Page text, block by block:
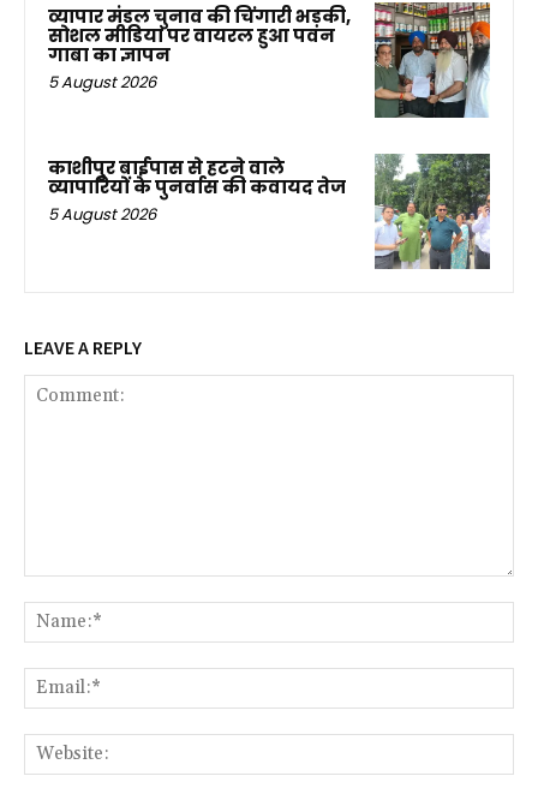
व्यापार मंडल चुनाव की चिंगारी भड़की,
सोशल मीडिया पर वायरल हुआ पवन
गाबा का ज्ञापन
5 August 2026
काशीपुर बाईपास से हटने वाले
व्यापारियों के पुनर्वास की कवायद तेज
5 August 2026
LEAVE A REPLY